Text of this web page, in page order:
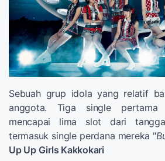
Sebuah grup idola yang relatif
anggota. Tiga single pertama
mencapai lima slot dari
termasuk single perdana mereka "
Up Up Girls Kakkokari